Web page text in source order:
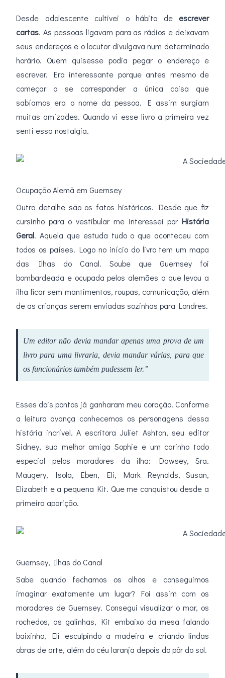
Desde adolescente cultivei o hábito de escrever
cartas. As pessoas ligavam para as rádios e deixavam
seus endereços e o locutor divulgava num determinado
horário. Quem quisesse podia pegar o endereço e
escrever. Era interessante porque antes mesmo de
começar a se corresponder a única coisa que
sabíamos era o nome da pessoa. E assim surgiam
muitas amizades. Quando vi esse livro a primeira vez
senti essa nostalgia.
Ocupação Alemã em Guernsey
Outro detalhe são os fatos históricos. Desde que fiz
cursinho para o vestibular me interessei por História
Geral. Aquela que estuda tudo o que aconteceu com
todos os países. Logo no início do livro tem um mapa
das Ilhas do Canal. Soube que Guernsey foi
bombardeada e ocupada pelos alemães o que levou a
ilha ficar sem mantimentos, roupas, comunicação, além
de as crianças serem enviadas sozinhas para Londres.
Um editor não devia mandar apenas uma prova de um
livro para uma livraria, devia mandar várias, para que
os funcionários também pudessem ler.”
Esses dois pontos já ganharam meu coração. Conforme
a leitura avança conhecemos os personagens dessa
história incrível. A escritora Juliet Ashton, seu editor
Sidney, sua melhor amiga Sophie e um carinho todo
especial pelos moradores da ilha: Dawsey, Sra.
Maugery, Isola, Eben, Eli, Mark Reynolds, Susan,
Elizabeth e a pequena Kit. Que me conquistou desde a
primeira aparição.
Guernsey, Ilhas do Canal
Sabe quando fechamos os olhos e conseguimos
imaginar exatamente um lugar? Foi assim com os
moradores de Guernsey. Consegui visualizar o mar, os
rochedos, as galinhas, Kit embaixo da mesa falando
baixinho, Eli esculpindo a madeira e criando lindas
obras de arte, além do céu laranja depois do pôr do sol.